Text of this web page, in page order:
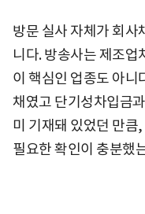
방문 실사 자체가 회사
니다. 방송사는 제조업
이 핵심인 업종도 아니
채였고 단기성차입금
미 기재돼 있었던 만큼
필요한 확인이 충분했